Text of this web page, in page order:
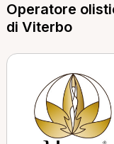
Operatore
di Viterbo